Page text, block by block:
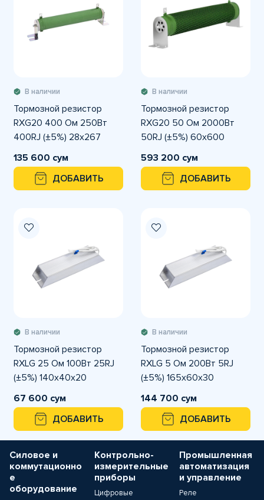
В наличии
Тормозной резистор
RXG20 400 Ом 250Вт
400RJ (±5%) 28x267
135 600 сум
ДОБАВИТЬ
В наличии
Тормозной резистор
RXG20 50 Ом 2000Вт
50RJ (±5%) 60x600
593 200 сум
ДОБАВИТЬ
В наличии
Тормозной резистор
RXLG 25 Ом 100Вт 25RJ
(±5%) 140x40x20
67 600 сум
ДОБАВИТЬ
В наличии
Тормозной резистор
RXLG 5 Ом 200Вт 5RJ
(±5%) 165x60x30
144 700 сум
ДОБАВИТЬ
Силовое и
коммутационно
е
оборудование
Контрольно-
измерительные
приборы
Цифровые
Промышленная
автоматизация
и управление
Реле